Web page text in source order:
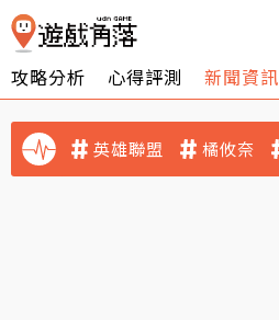
攻略分析 心得評測 新聞資訊
英雄聯盟 橘攸奈